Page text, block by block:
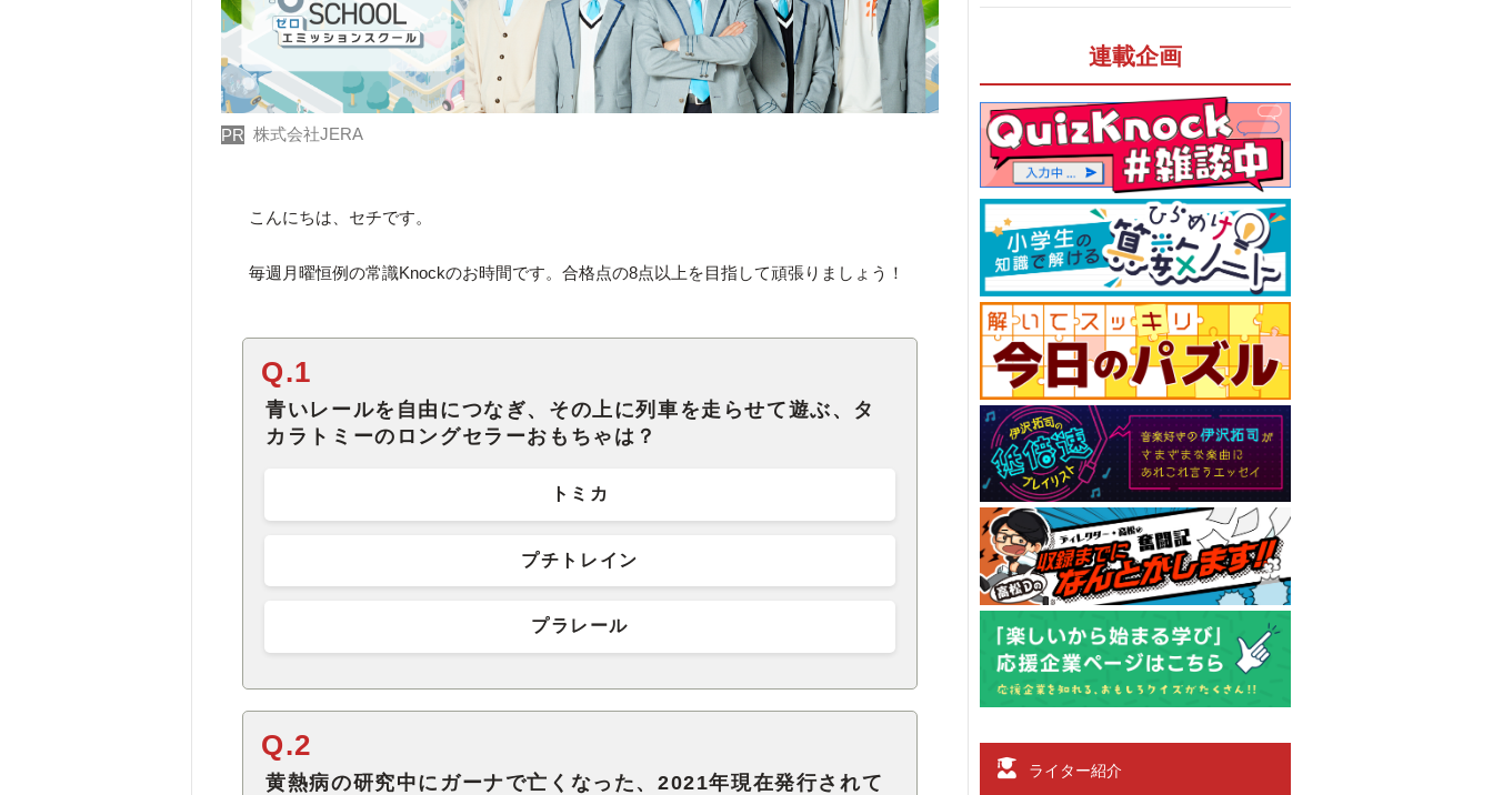
PR 株式会社JERA
こんにちは、セチです。
毎週月曜恒例の常識Knockのお時間です。合格点の8点以上を目指して頑張りましょう！
Q.1
青いレールを自由につなぎ、その上に列車を走らせて遊ぶ、タ
カラトミーのロングセラーおもちゃは？
トミカ
プチトレイン
プラレール
Q.2
黄熱病の研究中にガーナで亡くなった、2021年現在発行されて
連載企画
ライター紹介